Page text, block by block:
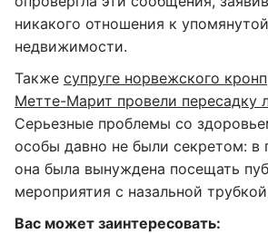
никакого отношения к
недвижимости.
Также супруге норвежского
Метте-Марит провели пересадку
Серьезные проблемы со
особы давно не были секретом: в
она была вынуждена посещать
мероприятия с назальной
Вас может заинтересовать: